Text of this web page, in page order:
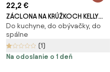
22,2 €
ZÁCLONA NA KRÚŽKOCH KELLY
300 CM X 250 CM BIELA
Do kuchyne, do obývačky, do
spálne
(1)
Na odoslanie o 1 deň